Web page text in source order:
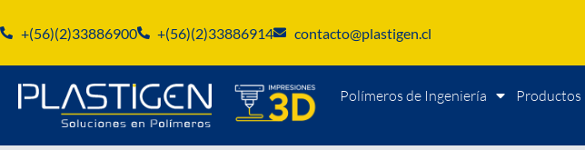
+(56)(2)33886900 +(56)(2)33886914 contacto@plastigen.cl
Polímeros de Ingeniería Productos